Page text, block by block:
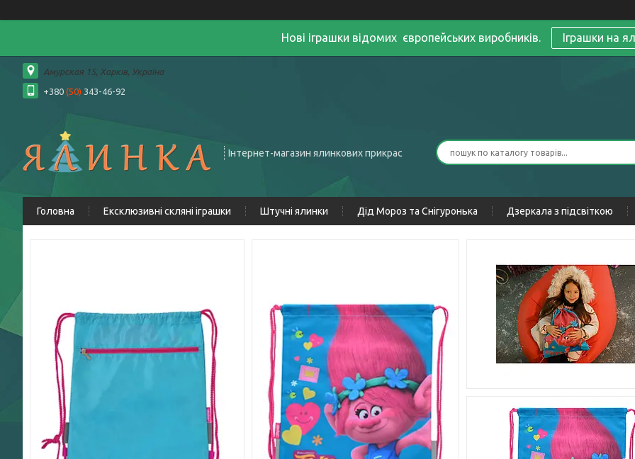
Нові іграшки відомих європейських виробників. Іграшки на
Амурская 15, Харків, Україна
+380 (50) 343-46-92
Інтернет-магазин ялинкових прикрас
Головна Ексклюзивні скляні іграшки Штучні ялинки Дід Мороз та Снігуронька Дзеркала з підсвіткою